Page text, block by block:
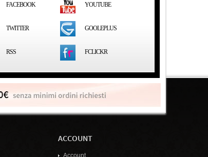
FACEBOOK YOUTUBE
TWITTER GOOLEPLUS
RSS FCLICKR
ACCOUNT
Account